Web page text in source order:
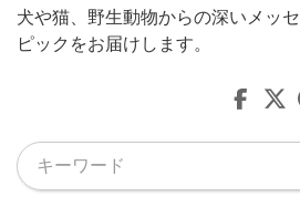
犬や猫、野生動物からの深いメッ
ピックをお届けします。